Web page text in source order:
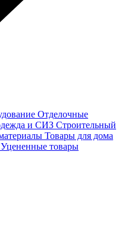
Отделочные
и СИЗ Строительный
Товары для дома
Уцененные товары